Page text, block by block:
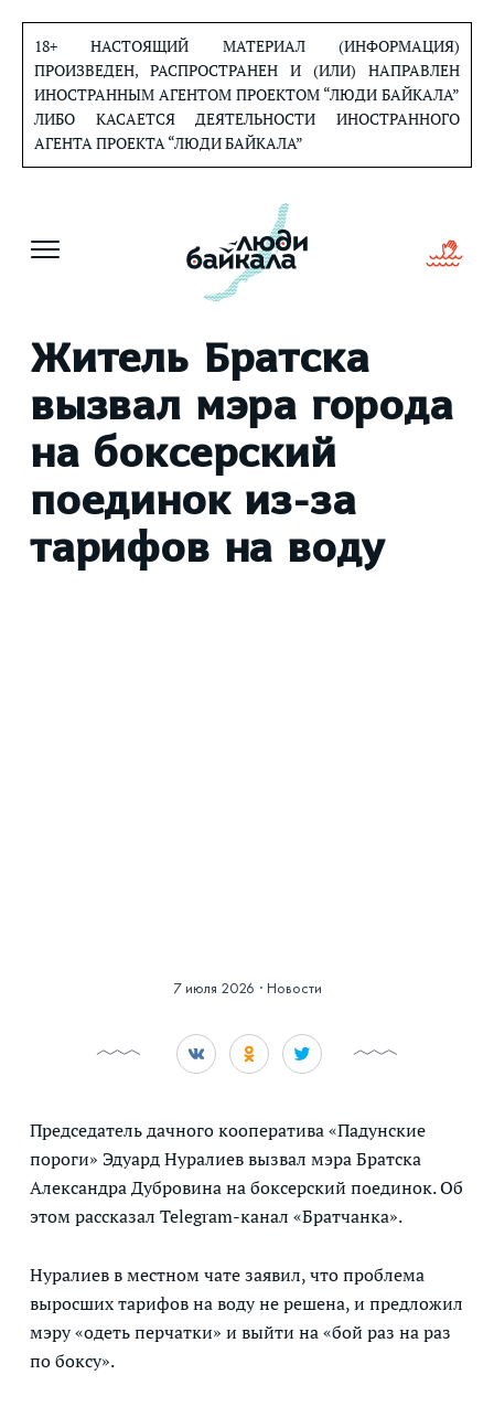
содержанию
18+ НАСТОЯЩИЙ МАТЕРИАЛ (ИНФОРМАЦИЯ)
ПРОИЗВЕДЕН, РАСПРОСТРАНЕН И (ИЛИ) НАПРАВЛЕН
ИНОСТРАННЫМ АГЕНТОМ ПРОЕКТОМ “ЛЮДИ БАЙКАЛА”
ЛИБО КАСАЕТСЯ ДЕЯТЕЛЬНОСТИ ИНОСТРАННОГО
АГЕНТА ПРОЕКТА “ЛЮДИ БАЙКАЛА”
Житель Братска
вызвал мэра города
на боксерский
поединок из-за
тарифов на воду
7 июля 2026 · Новости
Председатель дачного кооператива «Падунские
пороги» Эдуард Нуралиев вызвал мэра Братска
Александра Дубровина на боксерский поединок. Об
этом рассказал Telegram-канал «Братчанка».
Нуралиев в местном чате заявил, что проблема
выросших тарифов на воду не решена, и предложил
мэру «одеть перчатки» и выйти на «бой раз на раз
по боксу».